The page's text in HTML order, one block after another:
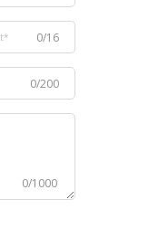
0/16
0/200
0/1000